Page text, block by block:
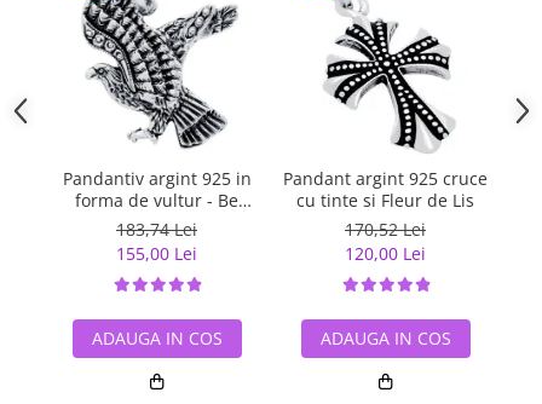
Pandantiv argint 925 in
forma de vultur - Be
Daring
183,74 Lei
155,00 Lei
ADAUGA IN COS
Pandant argint 925 cruce
cu tinte si Fleur de Lis
170,52 Lei
120,00 Lei
ADAUGA IN COS